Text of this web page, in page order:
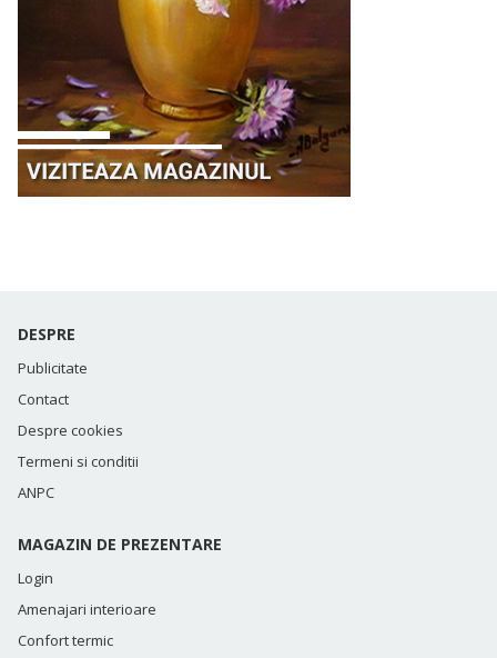
DESPRE
Publicitate
Contact
Despre cookies
Termeni si conditii
ANPC
MAGAZIN DE PREZENTARE
Login
Amenajari interioare
Confort termic